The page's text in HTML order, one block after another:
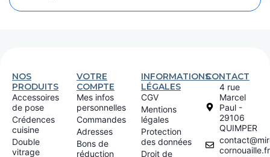
NOS
PRODUITS
Accessoires
de pose
Crédences
cuisine
Double
vitrage
VOTRE
COMPTE
Mes infos
personnelles
Commandes
Adresses
Bons de
réduction
INFORMATIONS
LÉGALES
CGV
Mentions
légales
Protection
des données
Droit de
CONTACT
4 rue
Marcel
Paul -
29106
QUIMPER
cornouaille.fr